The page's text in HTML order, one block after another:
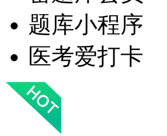
题库小程序
医考爱打卡